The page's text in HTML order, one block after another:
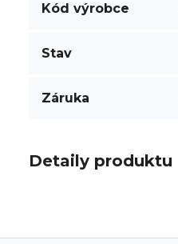
Kód výrobce
Stav
Záruka
Detaily produktu